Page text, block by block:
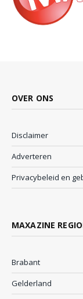
OVER ONS
Disclaimer
Adverteren
Privacybeleid en
MAXAZINE
Brabant
Gelderland